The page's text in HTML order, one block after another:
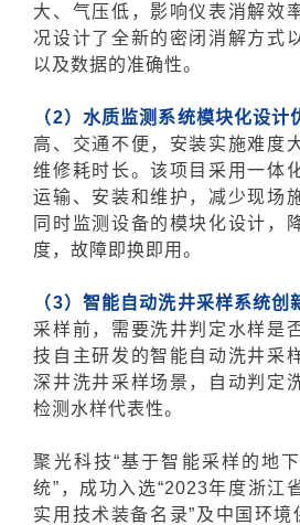
大、气压低，影响仪表消解效
况设计了全新的密闭消解方式
以及数据的准确性。
（2）水质监测系统模块化设计
高、交通不便，安装实施难度
维修耗时长。该项目采用一体
运输、安装和维护，减少现场
同时监测设备的模块化设计，
度，故障即换即用。
（3）智能自动洗井采样系统创
采样前，需要洗井判定水样是
技自主研发的智能自动洗井采
深井洗井采样场景，自动判定
检测水样代表性。
聚光科技“基于智能采样的地
统”，成功入选“2023年度浙江
实用技术装备名录”及中国环境